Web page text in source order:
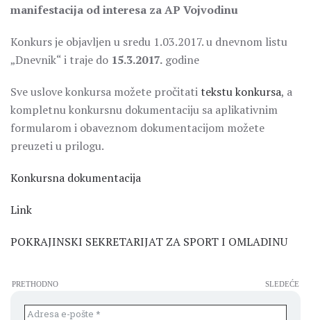
manifestacija od interesa za AP Vojvodinu
Konkurs je objavljen u sredu 1.03.2017. u dnevnom listu
„Dnevnik“ i traje do 15.3.2017. godine
Sve uslove konkursa možete pročitatitekstu konkursa, a
kompletnu konkursnu dokumentaciju sa aplikativnim
formularom i obaveznom dokumentacijom možete
preuzeti u prilogu.
Konkursna dokumentacija
Link
POKRAJINSKI SEKRETARIJAT ZA SPORT I OMLADINU
PRETHODNO SLEDEĆE